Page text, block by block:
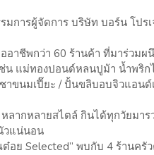
การผู้จัดการ บริษัท บอร์น โปร
อาชีพกว่า 60 ร้านค้า ที่มาร่วม
น แม่ทองปอนด์หลนปูม้า น้ำพริ
าขนมเปี๊ยะ / ปั้นขลิบอบจิวแอน
ลากหลายสไตล์ กินได้ทุกวัยมา
วแน่นอน
อย Selected” พบกับ 4 ร้านค